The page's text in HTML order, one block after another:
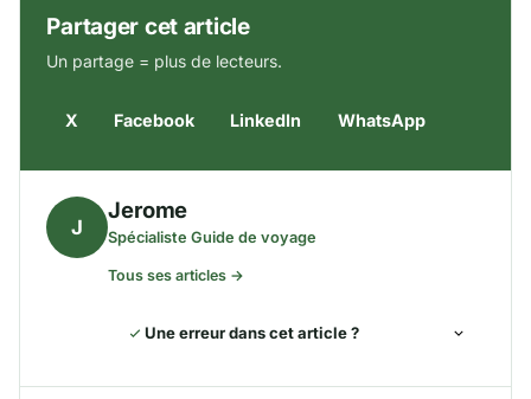
Partager cet article
Un partage = plus de lecteurs.
X Facebook LinkedIn WhatsApp
J
Jerome
Spécialiste Guide de voyage
Tous ses articles →
Une erreur dans cet article ?